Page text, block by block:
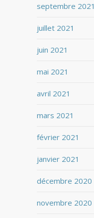
septembre 2021
juillet 2021
juin 2021
mai 2021
avril 2021
mars 2021
février 2021
janvier 2021
décembre 2020
novembre 2020